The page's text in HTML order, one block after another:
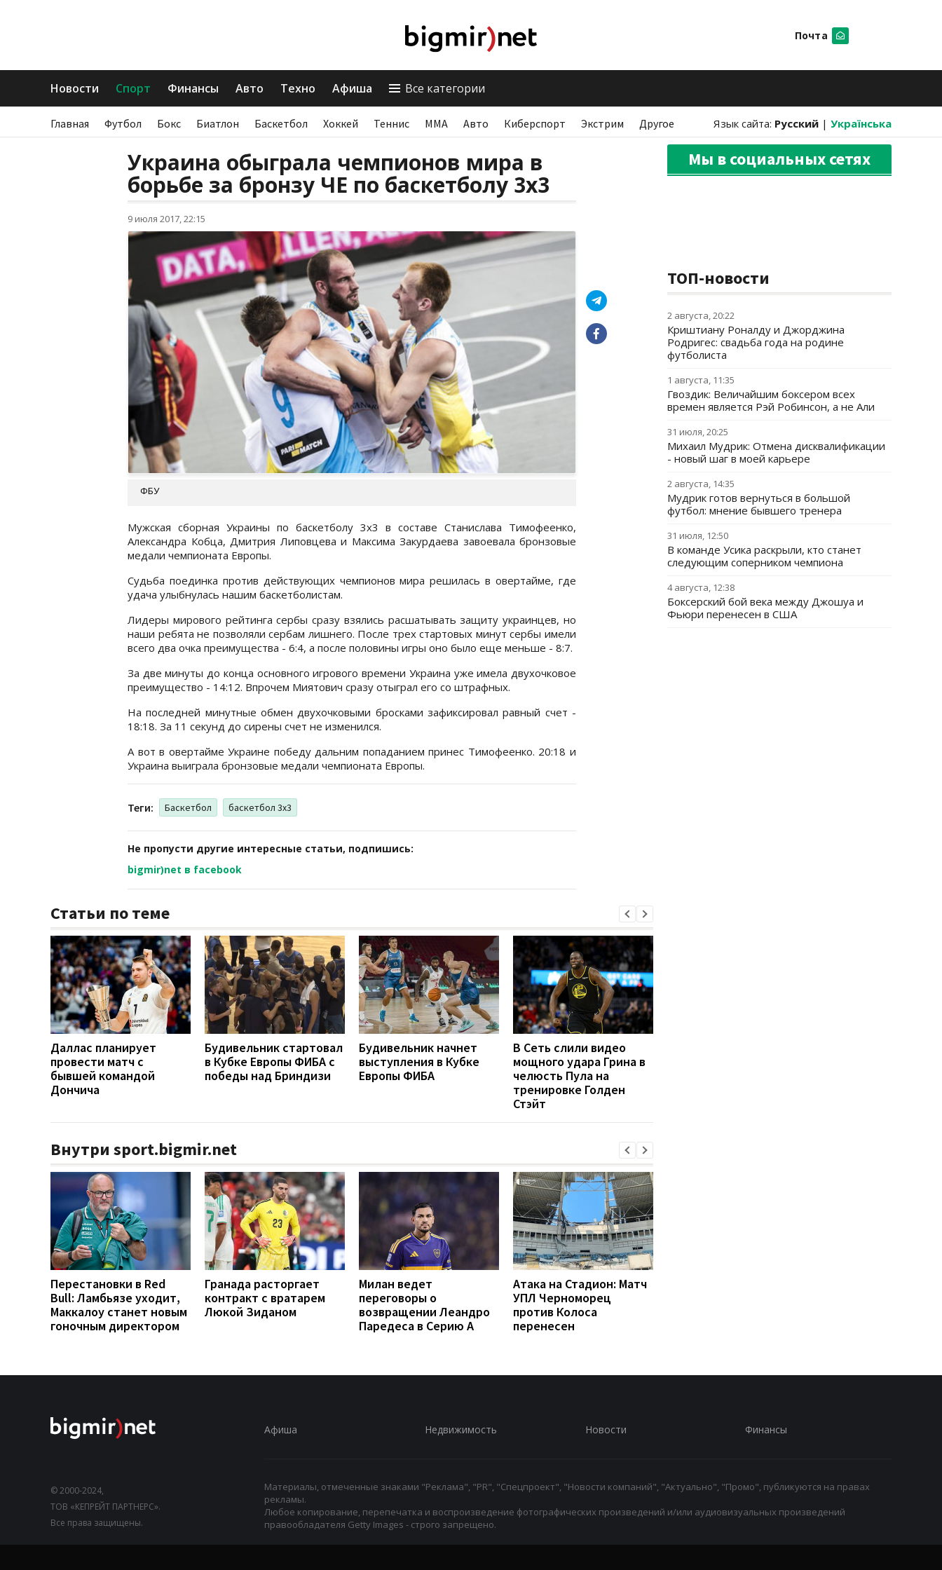
Почта
Новости Спорт Финансы Авто Техно Афиша Все категории
Главная Футбол Бокс Биатлон Баскетбол Хоккей Теннис ММА Авто Киберспорт Экстрим Другое Язык сайта: Русский | Українська
Украина обыграла чемпионов мира в
борьбе за бронзу ЧЕ по баскетболу 3х3
9 июля 2017, 22:15
ФБУ
Мужская сборная Украины по баскетболу 3х3 в составе Станислава Тимофеенко,
Александра Кобца, Дмитрия Липовцева и Максима Закурдаева завоевала бронзовые
медали чемпионата Европы.
Судьба поединка против действующих чемпионов мира решилась в овертайме, где
удача улыбнулась нашим баскетболистам.
Лидеры мирового рейтинга сербы сразу взялись расшатывать защиту украинцев, но
наши ребята не позволяли сербам лишнего. После трех стартовых минут сербы имели
всего два очка преимущества - 6:4, а после половины игры оно было еще меньше - 8:7.
За две минуты до конца основного игрового времени Украина уже имела двухочковое
преимущество - 14:12. Впрочем Миятович сразу отыграл его со штрафных.
На последней минутные обмен двухочковыми бросками зафиксировал равный счет -
18:18. За 11 секунд до сирены счет не изменился.
А вот в овертайме Украине победу дальним попаданием принес Тимофеенко. 20:18 и
Украина выиграла бронзовые медали чемпионата Европы.
Теги: Баскетбол баскетбол 3x3
Не пропусти другие интересные статьи, подпишись:
bigmir)net в facebook
Статьи по теме
Даллас планирует
провести матч с
бывшей командой
Дончича
Будивельник стартовал
в Кубке Европы ФИБА с
победы над Бриндизи
Будивельник начнет
выступления в Кубке
Европы ФИБА
В Сеть слили видео
мощного удара Грина в
челюсть Пула на
тренировке Голден
Стэйт
Внутри sport.bigmir.net
Перестановки в Red
Bull: Ламбьязе уходит,
Маккалоу станет новым
гоночным директором
Гранада расторгает
контракт с вратарем
Люкой Зиданом
Милан ведет
переговоры о
возвращении Леандро
Паредеса в Серию А
Атака на Стадион: Матч
УПЛ Черноморец
против Колоса
перенесен
Мы в социальных сетях
ТОП-новости
2 августа, 20:22
Криштиану Роналду и Джорджина
Родригес: свадьба года на родине
футболиста
1 августа, 11:35
Гвоздик: Величайшим боксером всех
времен является Рэй Робинсон, а не Али
31 июля, 20:25
Михаил Мудрик: Отмена дисквалификации
- новый шаг в моей карьере
2 августа, 14:35
Мудрик готов вернуться в большой
футбол: мнение бывшего тренера
31 июля, 12:50
В команде Усика раскрыли, кто станет
следующим соперником чемпиона
4 августа, 12:38
Боксерский бой века между Джошуа и
Фьюри перенесен в США
© 2000-2024,
ТОВ «КЕПРЕЙТ ПАРТНЕРС».
Все права защищены.
Афиша Недвижимость Новости Финансы
Материалы, отмеченные знаками "Реклама", "PR", "Спецпроект", "Новости компаний", "Актуально", "Промо", публикуются на правах
рекламы.
Любое копирование, перепечатка и воспроизведение фотографических произведений и/или аудиовизуальных произведений
правообладателя Getty Images - строго запрещено.